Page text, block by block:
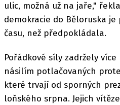
ulic, možná už na jaře,"
demokracie do Běloruska
času, než předpokládala.
Pořádkové síly zadržely
násilím potlačovaných
které trvají od sporných
loňského srpna. Jejich